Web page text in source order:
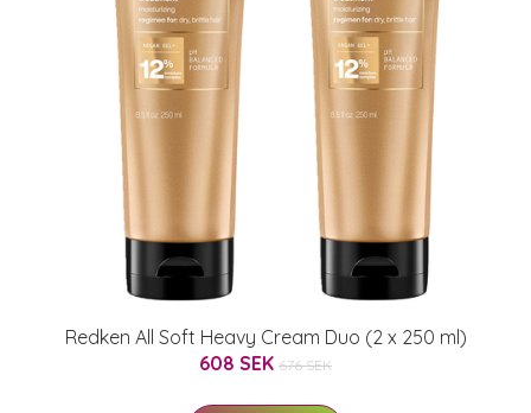
Redken All Soft Heavy Cream Duo (2 x 250 ml)
608 SEK 676 SEK